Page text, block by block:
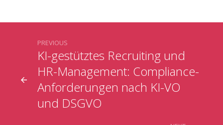
KI-gestütztes Recruiting und
HR-Management: Compliance-
Anforderungen nach KI-VO
und DSGVO
PREVIOUS